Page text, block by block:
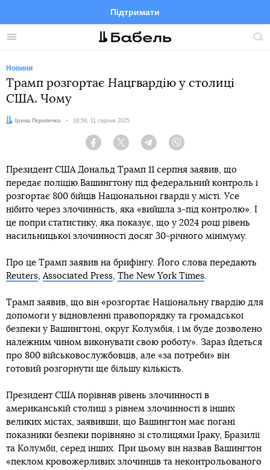
Меню
Підтримати
FacebookTelegramTwitter
Новини
Трамп розгортає Нацгвардію у столиці
США. Чому
Автор:Ірина Перепечко Дата:
18:59, 11 серпня 2025
Facebook Twitter Telegram
Президент США Дональд Трамп 11 серпня заявив, що
передає поліцію Вашингтону під федеральний контроль і
розгортає 800 бійців Національної гвардії у місті. Усе
нібито через злочинність, яка «вийшла з-під контролю». І
це попри статистику, яка показує, що у 2024 році рівень
насильницької злочинності досяг 30-річного мінімуму.
Про це Трамп заявив на брифінгу. Його слова передають
Reuters,Associated Press, The New York Times.
Трамп заявив, що він «розгортає Національну гвардію для
допомоги у відновленні правопорядку та громадської
безпеки у Вашингтоні, округ Колумбія, і їм буде дозволено
належним чином виконувати свою роботу». Зараз йдеться
про 800 військовослужбовців, але «за потреби» він
готовий розгорнути ще більшу кількість.
Президент США порівняв рівень злочинності в
американській столиці з рівнем злочинності в інших
великих містах, заявивши, що Вашингтон має погані
показники безпеки порівняно зі столицями Іраку, Бразилії
та Колумбії, серед інших. При цьому він назвав Вашингтон
«пеклом кровожерливих злочинців та неконтрольованого